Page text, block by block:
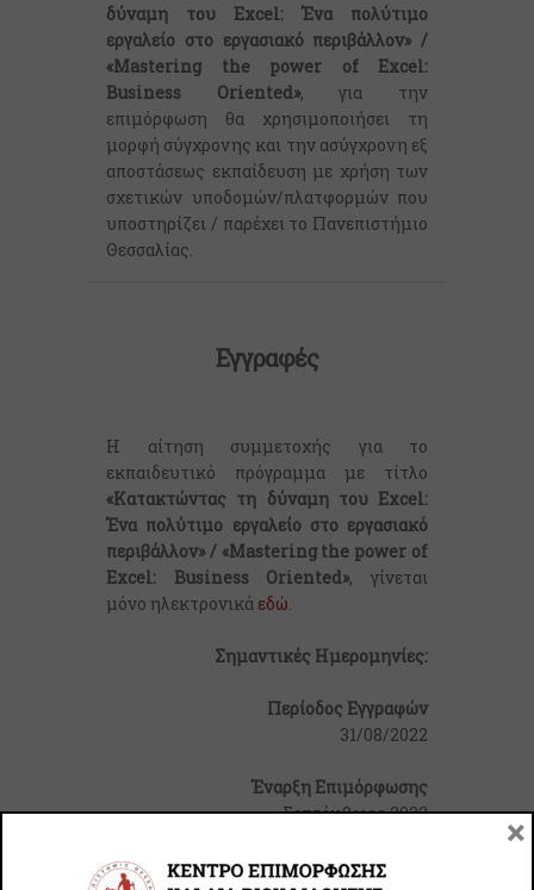
δύναμη του Excel: Ένα πολύτιμο
εργαλείο στο εργασιακό περιβάλλον» /
«Mastering the power of Excel:
Business Oriented», για την
επιμόρφωση θα χρησιμοποιήσει τη
μορφή σύγχρονης και την ασύγχρονη εξ
αποστάσεως εκπαίδευση με χρήση των
σχετικών υποδομών/πλατφορμών που
υποστηρίζει / παρέχει το Πανεπιστήμιο
Θεσσαλίας.
Εγγραφές
Η αίτηση συμμετοχής για το
εκπαιδευτικό πρόγραμμα με τίτλο
«Κατακτώντας τη δύναμη του Excel:
Ένα πολύτιμο εργαλείο στο εργασιακό
περιβάλλον» / «Mastering the power of
Excel: Business Oriented», γίνεται
μόνο ηλεκτρονικά εδώ.
Σημαντικές Ημερομηνίες:
Περίοδος Εγγραφών
31/08/2022
Έναρξη Επιμόρφωσης
Σεπτέμβριος 2022
Κόστος
×